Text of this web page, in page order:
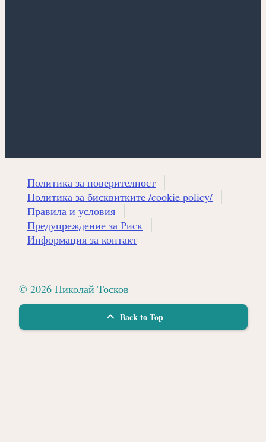
Политика за поверителност
Политика за бисквитките /cookie policy/
Правила и условия
Предупреждение за Риск
Информация за контакт
© 2026 Николай Тосков
Back to Top